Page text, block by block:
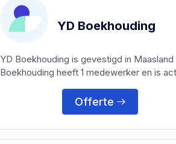
YD Boekhouding
YD Boekhouding is gevestigd in
Boekhouding heeft 1 medewerker en is
Offerte